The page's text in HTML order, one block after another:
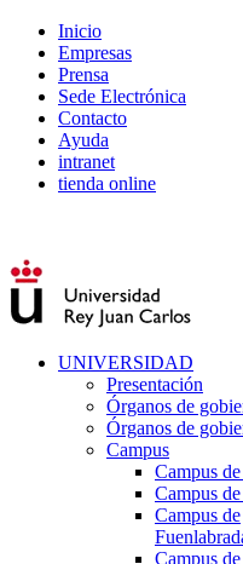
Inicio
Empresas
Prensa
Sede Electrónica
Contacto
Ayuda
intranet
tienda online
UNIVERSIDAD
Presentación
Órganos de
Órganos de
Campus
Campus
Campus
Campus de
Campus